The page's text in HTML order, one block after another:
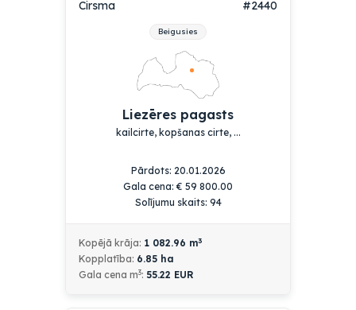
Cirsma #2440
Beigusies
Liezēres pagasts
kailcirte, kopšanas cirte, ...
Pārdots: 20.01.2026
Gala cena:€ 59 800.00
Solījumu skaits: 94
Kopējā krāja: 1 082.96 m3
Kopplatība: 6.85 ha
Gala cena m3: 55.22 EUR